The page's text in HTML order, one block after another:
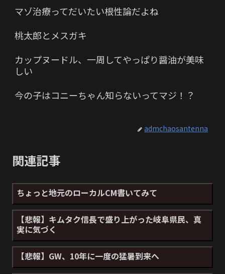
マゾ治療ってだいたい根性論だよね
桃太郎とメスガキ
カップヌードル、一周してやっぱり醤油が美味
しい
今の子はコニーちゃん知らないってマジ！？
admchaosantenna
関連記事
ちょっと地元のローカルCM書いてみて
【悲報】キムタク信長で盛り上がった岐阜県民、真
実に気づく
【悲報】GW、10年に一度の猛暑到来へ